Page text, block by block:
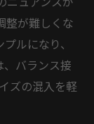
整が難しくな
ルになり、
バランス接
ズの混入を軽